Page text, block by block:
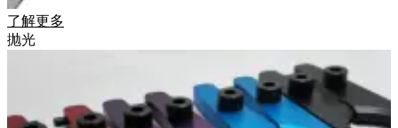
了解更多
抛光